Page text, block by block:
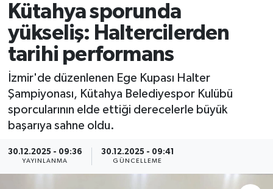
Kütahya sporunda
yükseliş: Haltercilerden
tarihi performans
İzmir'de düzenlenen Ege Kupası Halter
Şampiyonası, Kütahya Belediyespor Kulübü
sporcularının elde ettiği derecelerle büyük
başarıya sahne oldu.
30.12.2025 - 09:36
YAYINLANMA
30.12.2025 - 09:41
GÜNCELLEME
Dünya
Eğitim
Ekonomi
Eleman
Süper Lig Puan Durumu ve Fikstür
Tüm Manşetler
Son Dakika Haberleri
Haber Arşivi